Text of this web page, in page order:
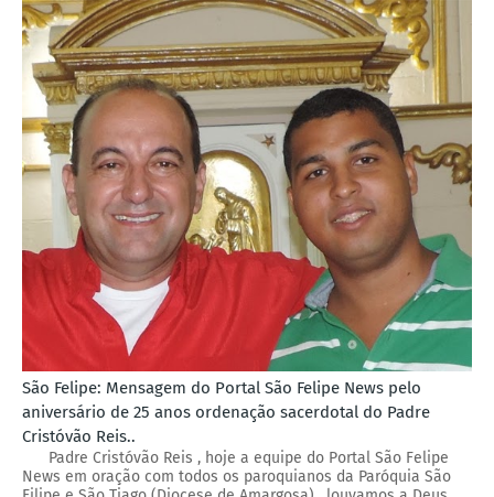
São Felipe: Mensagem do Portal São Felipe News pelo
aniversário de 25 anos ordenação sacerdotal do Padre
Cristóvão Reis..
Padre Cristóvão Reis , hoje a equipe do Portal São Felipe
News em oração com todos os paroquianos da Paróquia São